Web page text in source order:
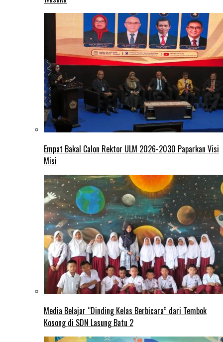
Empat Bakal Calon Rektor ULM 2026-2030 Paparkan Visi
Misi
Media Belajar “Dinding Kelas Berbicara” dari Tembok
Kosong di SDN Lasung Batu 2